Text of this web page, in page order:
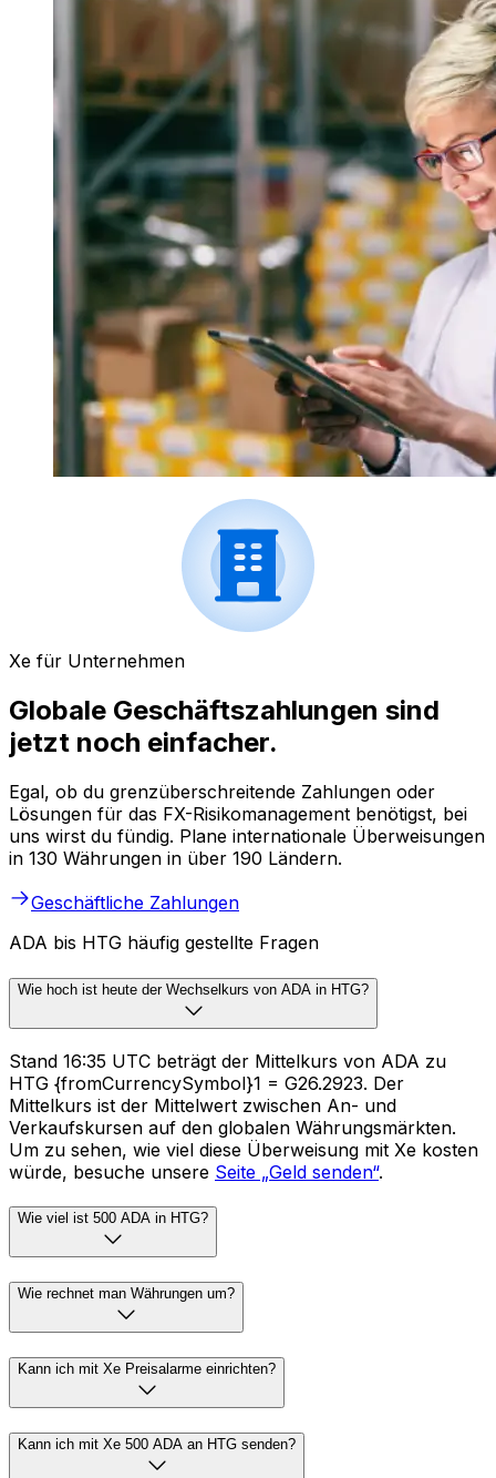
Xe für Unternehmen
Globale Geschäftszahlungen sind
jetzt noch einfacher.
Egal, ob du grenzüberschreitende Zahlungen oder
Lösungen für das FX-Risikomanagement benötigst, bei
uns wirst du fündig. Plane internationale Überweisungen
in 130 Währungen in über 190 Ländern.
Geschäftliche Zahlungen
ADA bis HTG häufig gestellte Fragen
Wie hoch ist heute der Wechselkurs von ADA in HTG?
Stand 16:35 UTC beträgt der Mittelkurs von ADA zu
HTG {fromCurrencySymbol}1 = G26.2923. Der
Mittelkurs ist der Mittelwert zwischen An- und
Verkaufskursen auf den globalen Währungsmärkten.
Um zu sehen, wie viel diese Überweisung mit Xe kosten
würde, besuche unsere Seite „Geld senden“.
Wie viel ist 500 ADA in HTG?
Wie rechnet man Währungen um?
Kann ich mit Xe Preisalarme einrichten?
Kann ich mit Xe 500 ADA an HTG senden?